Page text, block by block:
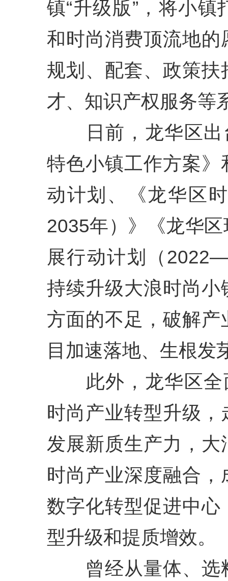
镇“升级版”，将小
和时尚消费顶流地
规划、配套、政策
才、知识产权服务等
日前，龙华区出
特色小镇工作方案
动计划、《龙华区
2035年）》《龙华
展行动计划（
持续升级大浪时尚
方面的不足，破解
目加速落地、生根发
此外，龙华区全
时尚产业转型升级
发展新质生产力，
时尚产业深度融合
数字化转型促进中
型升级和提质增效。
曾经从量体、选